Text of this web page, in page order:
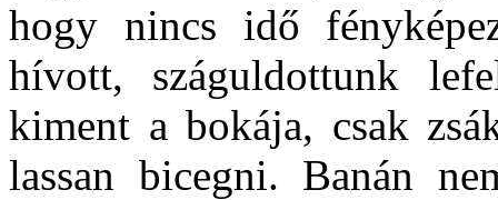
hogy nincs idő
hívott, száguldottunk
kiment a bokája, csak
lassan bicegni. Banán